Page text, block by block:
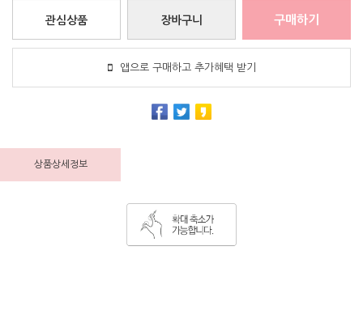
장바구니
관심상품 구매하기
앱으로 구매하고 추가혜택 받기
상품상세정보